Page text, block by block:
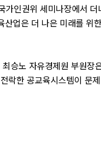
가인권위 세미나장에서 더
산업은 더 나은 미래를 위
승노 자유경제원 부원장
락한 공교육시스템이 문